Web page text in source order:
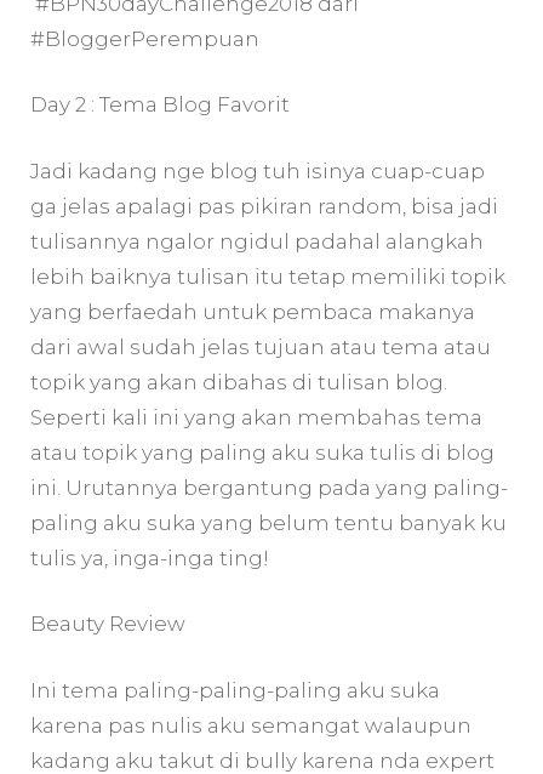
#BloggerPerempuan
Day 2 : Tema Blog Favorit
Jadi kadang nge blog tuh isinya cuap-cuap
ga jelas apalagi pas pikiran random, bisa jadi
tulisannya ngalor ngidul padahal alangkah
lebih baiknya tulisan itu tetap memiliki topik
yang berfaedah untuk pembaca makanya
dari awal sudah jelas tujuan atau tema atau
topik yang akan dibahas di tulisan blog.
Seperti kali ini yang akan membahas tema
atau topik yang paling aku suka tulis di blog
ini. Urutannya bergantung pada yang paling-
paling aku suka yang belum tentu banyak ku
tulis ya, inga-inga ting!
Beauty Review
Ini tema paling-paling-paling aku suka
karena pas nulis aku semangat walaupun
kadang aku takut di bully karena nda expert